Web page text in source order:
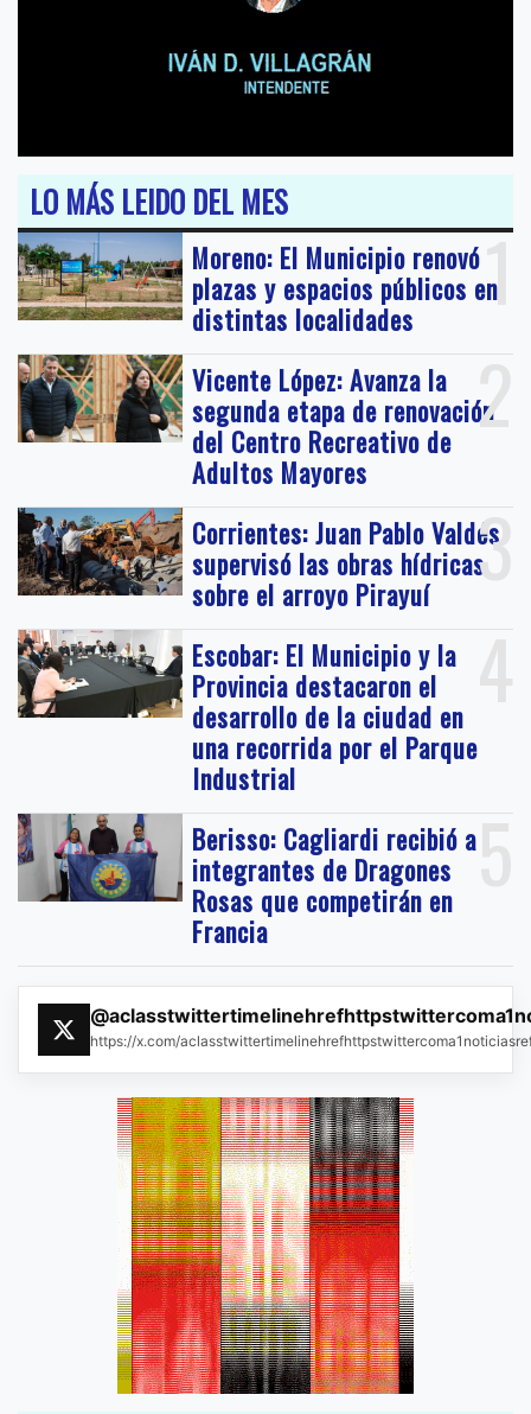
LO MÁS LEIDO DEL MES
1
Moreno: El Municipio renovó
plazas y espacios públicos en
distintas localidades
2
Vicente López: Avanza la
segunda etapa de renovación
del Centro Recreativo de
Adultos Mayores
3
Corrientes: Juan Pablo Valdés
supervisó las obras hídricas
sobre el arroyo Pirayuí
4
Escobar: El Municipio y la
Provincia destacaron el
desarrollo de la ciudad en
una recorrida por el Parque
Industrial
5
Berisso: Cagliardi recibió a
integrantes de Dragones
Rosas que competirán en
Francia
https://x.com/